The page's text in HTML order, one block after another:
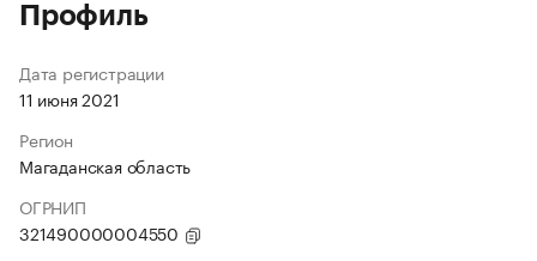
Профиль
Дата регистрации
11 июня 2021
Регион
Магаданская область
ОГРНИП
321490000004550